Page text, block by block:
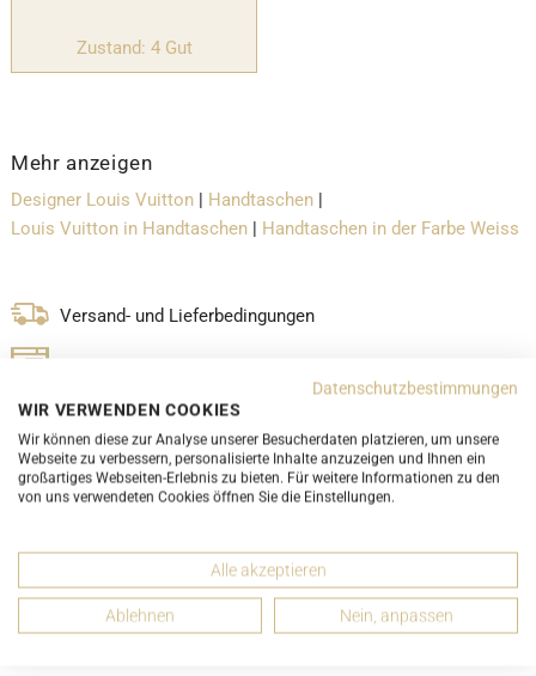
Zustand: 4 Gut
Mehr anzeigen
Designer Louis Vuitton Handtaschen
Louis Vuitton in Handtaschen
Handtaschen in der Farbe Weiss
Versand- und Lieferbedingungen
DETAILS
Datenschutzbestimmungen
WIR VERWENDEN COOKIES
Wir können diese zur Analyse unserer Besucherdaten platzieren, um unsere
Webseite zu verbessern, personalisierte Inhalte anzuzeigen und Ihnen ein
großartiges Webseiten-Erlebnis zu bieten. Für weitere Informationen zu den
von uns verwendeten Cookies öffnen Sie die Einstellungen.
Alle akzeptieren
Ablehnen Nein, anpassen